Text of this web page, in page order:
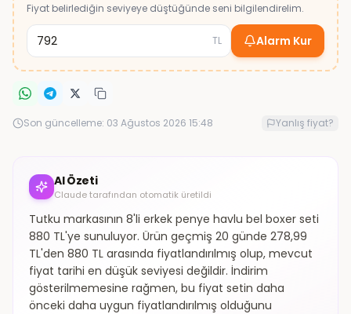
Fiyat belirlediğin seviyeye düştüğünde seni bilgilendirelim.
TL Alarm Kur
Son güncelleme: 03 Ağustos 2026 15:48 Yanlış fiyat?
AI Özeti
Claude tarafından otomatik üretildi
Tutku markasının 8'li erkek penye havlu bel boxer seti
880 TL'ye sunuluyor. Ürün geçmiş 20 günde 278,99
TL'den 880 TL arasında fiyatlandırılmış olup, mevcut
fiyat tarihi en düşük seviyesi değildir. İndirim
gösterilmemesine rağmen, bu fiyat setin daha
önceki daha uygun fiyatlandırılmış olduğunu